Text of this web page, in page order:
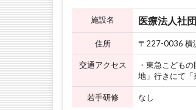
施設名 医療法人社
住所 〒227-0036 横
交通アクセス
・東急こども
地」行きにて
若手研修 なし